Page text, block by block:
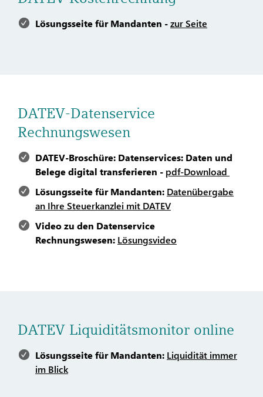
Lösungsseite für Mandanten -zur Seite
DATEV-Datenservice
Rechnungswesen
DATEV-Broschüre: Datenservices: Daten und
Belege digital transferieren - pdf-Download
Lösungsseite für Mandanten: Datenübergabe
an Ihre Steuerkanzlei mit DATEV
Video zu den Datenservice
Rechnungswesen: Lösungsvideo
DATEV Liquiditätsmonitor online
Lösungsseite für Mandanten: Liquidität immer
im Blick